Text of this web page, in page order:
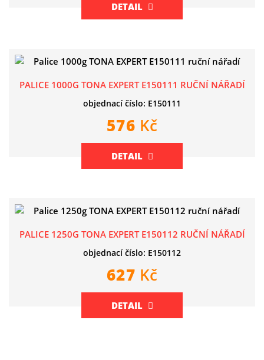
DETAIL
PALICE 1000G TONA EXPERT E150111 RUČNÍ NÁŘADÍ
objednací číslo: E150111
576 Kč
DETAIL
PALICE 1250G TONA EXPERT E150112 RUČNÍ NÁŘADÍ
objednací číslo: E150112
627 Kč
DETAIL